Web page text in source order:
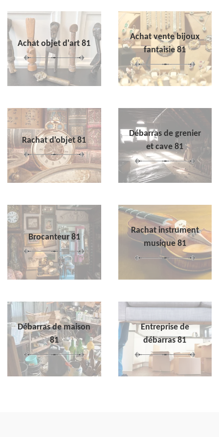
Achat objet d'art 81
Achat vente bijoux
fantaisie 81
Rachat d'objet 81
Débarras de grenier
et cave 81
Brocanteur 81
Rachat instrument
musique 81
Débarras de maison
81
Entreprise de
débarras 81